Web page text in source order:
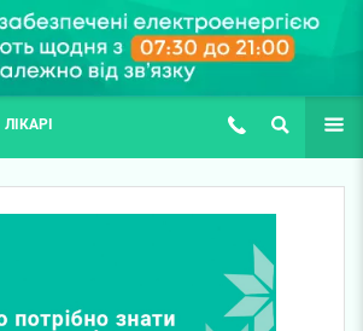
ЛІКАРІ (067) 127-03-03
ПОШУК ЩЕ